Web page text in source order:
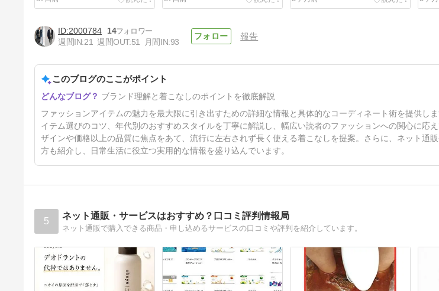
徹底解説！シュガーケーンが安
い理由と値段以上の品質の秘密
3ヶ月前
2000784
14
週間IN:21 週間OUT:51 月間IN:93
報告
このブログのここがポイント
ブランド理解と着こなしのポイントを徹底解説
ファッションアイテムの魅力を最大限に引き出すための詳細な情報と具体的なコーディネート術を提供し
イテム選びのコツ、年代別のおすすめスタイルを丁寧に解説し、幅広い読者のファッションへの関心に応
ザインや価格以上の品質に焦点をあて、流行に左右されず長く使える着こなしを提案。さらに、ネット通
方も紹介し、日常生活に役立つ実用的な情報を盛り込んでいます。
5 ネット通販・サービスはおすすめ？口コミ評判情報局
ネット通販で購入できる商品・申し込めるサービスの口コミや評判を紹介しています。